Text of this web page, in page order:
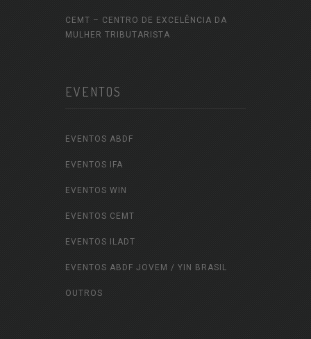
CEMT – CENTRO DE EXCELÊNCIA DA
MULHER TRIBUTARISTA
EVENTOS
EVENTOS ABDF
EVENTOS IFA
EVENTOS WIN
EVENTOS CEMT
EVENTOS ILADT
EVENTOS ABDF JOVEM / YIN BRASIL
OUTROS